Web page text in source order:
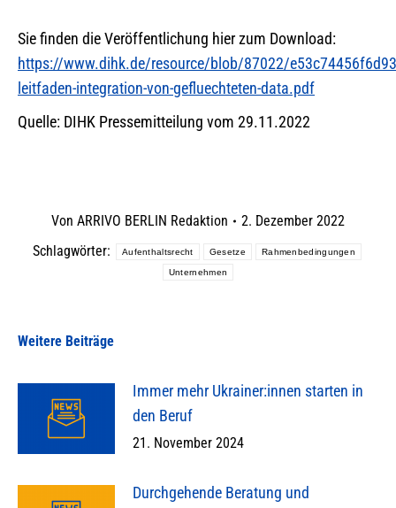
Sie finden die Veröffentlichung hier zum Download:
https://www.dihk.de/resource/blob/87022/
leitfaden-integration-von-gefluechteten-data.pdf
Quelle: DIHK Pressemitteilung vom 29.11.2022
Von ARRIVO BERLIN Redaktion
2. Dezember 2022
Schlagwörter:
Aufenthaltsrecht Gesetze Rahmenbedingungen
Unternehmen
Weitere Beiträge
Immer mehr Ukrainer:innen starten in
den Beruf
21. November 2024
Durchgehende Beratung und